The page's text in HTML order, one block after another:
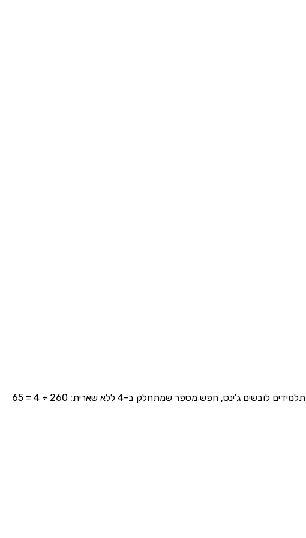
כדי לפתור שאלה של 'מספר שיכול להיות', בדוק איזה מספר מהאפשרויות הנתונות מתחלק בשלום בחלק הנדרש. למשל, אם רבע מהתלמידים לובשים ג'ינס, חפש מספר שמתחלק ב-4 ללא שארית: 260 ÷ 4 = 65